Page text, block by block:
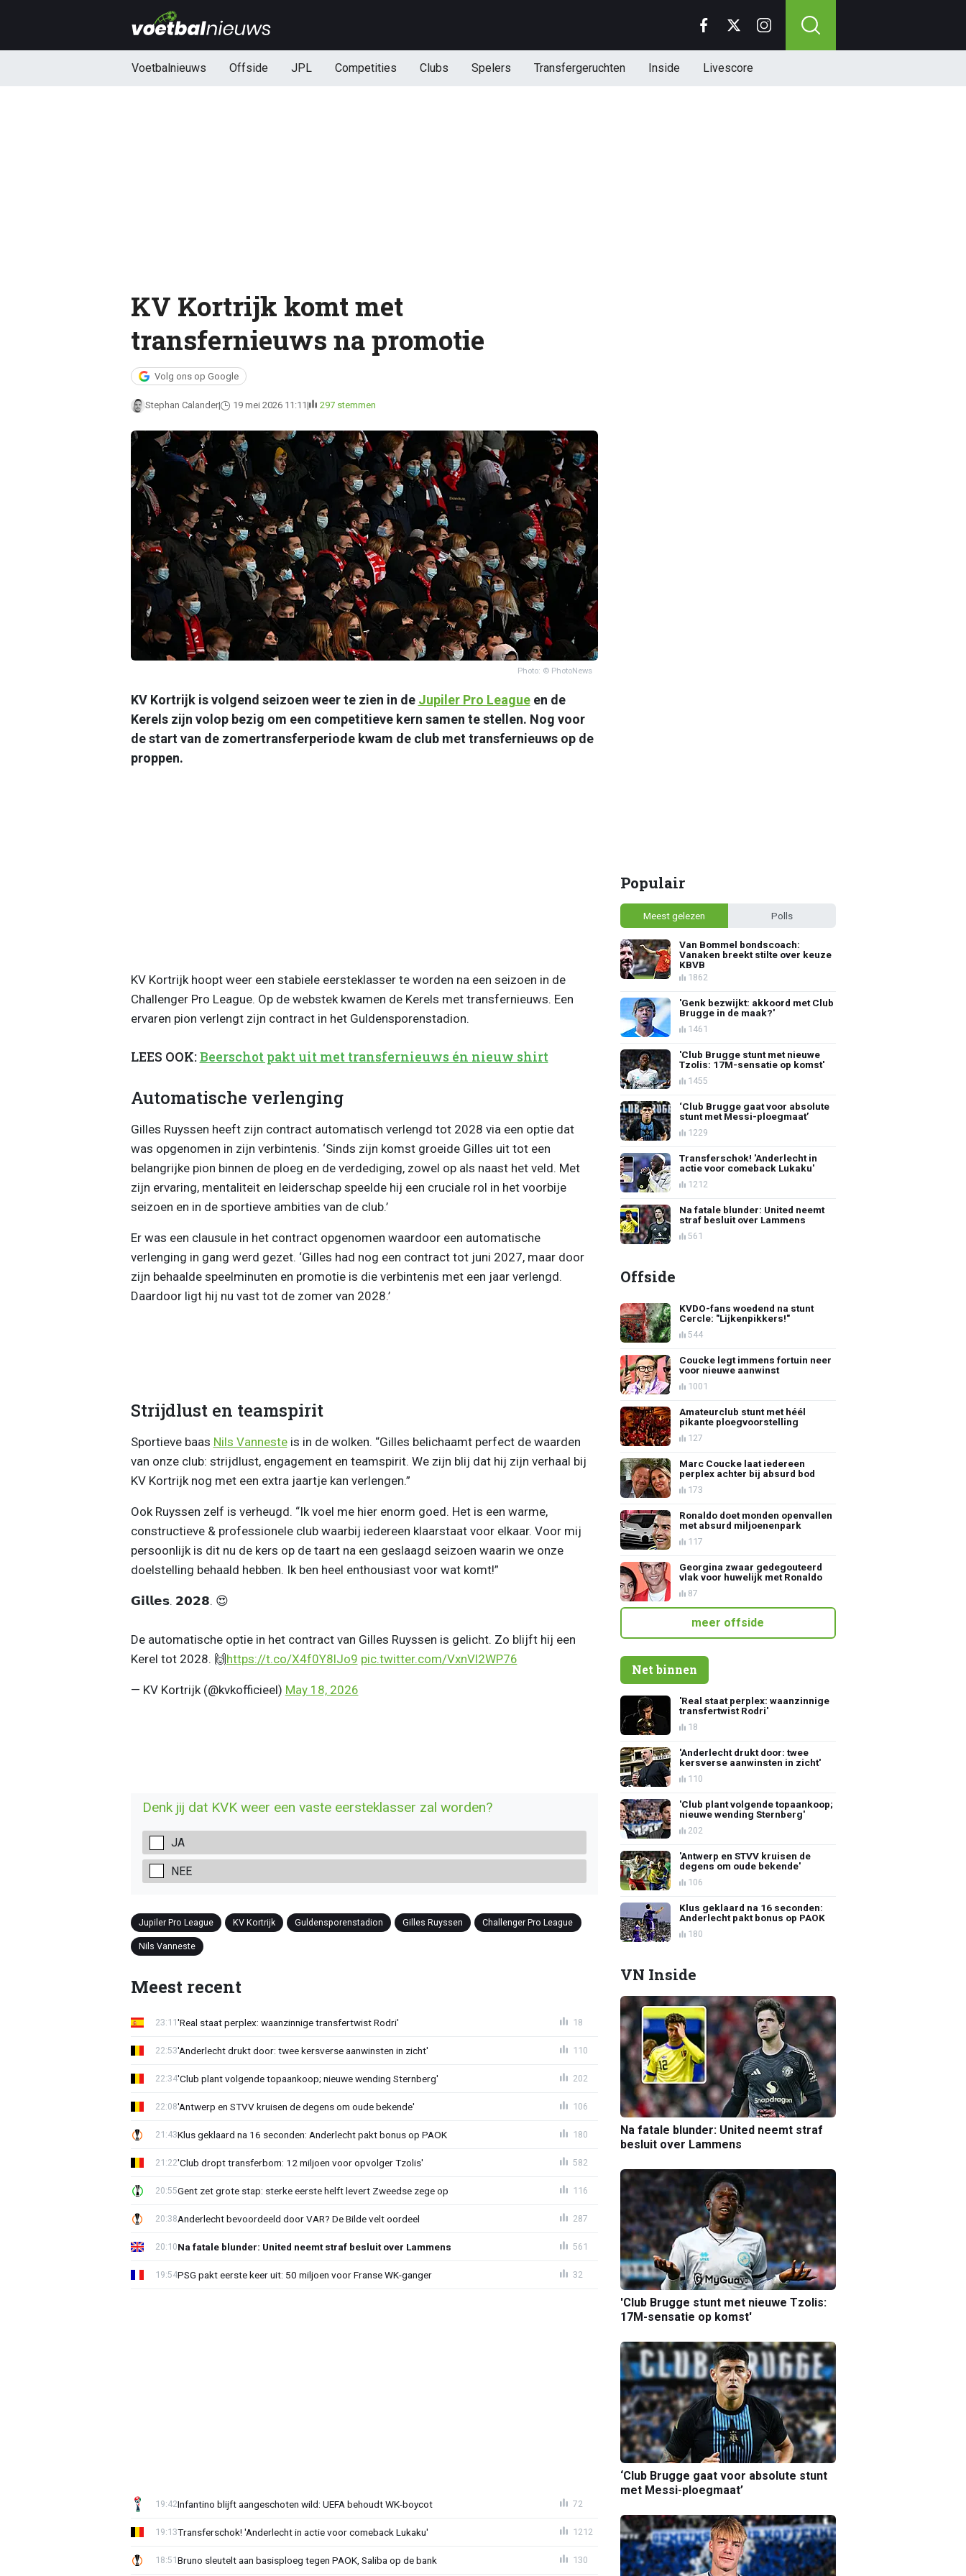
Voetbalnieuws Offside JPL Competities Clubs Spelers Transfergeruchten Inside Livescore
KV Kortrijk komt met
transfernieuws na promotie
Volg ons op Google
Stephan Calander 19 mei 2026 11:11 297 stemmen
Photo: © PhotoNews
KV Kortrijk is volgend seizoen weer te zien in de Jupiler Pro Leagueen de
Kerels zijn volop bezig om een competitieve kern samen te stellen. Nog voor
de start van de zomertransferperiode kwam de club met transfernieuws op de
proppen.
KV Kortrijk hoopt weer een stabiele eersteklasser te worden na een seizoen in de
Challenger Pro League. Op de webstek kwamen de Kerels met transfernieuws. Een
ervaren pion verlengt zijn contract in het Guldensporenstadion.
LEES OOK:Beerschot pakt uit met transfernieuws én nieuw shirt
Automatische verlenging
Gilles Ruyssen heeft zijn contract automatisch verlengd tot 2028 via een optie dat
was opgenomen in zijn verbintenis. ‘Sinds zijn komst groeide Gilles uit tot een
belangrijke pion binnen de ploeg en de verdediging, zowel op als naast het veld. Met
zijn ervaring, mentaliteit en leiderschap speelde hij een cruciale rol in het voorbije
seizoen en in de sportieve ambities van de club.’
Er was een clausule in het contract opgenomen waardoor een automatische
verlenging in gang werd gezet. ‘Gilles had nog een contract tot juni 2027, maar door
zijn behaalde speelminuten en promotie is die verbintenis met een jaar verlengd.
Daardoor ligt hij nu vast tot de zomer van 2028.’
Strijdlust en teamspirit
Sportieve baas Nils Vannesteis in de wolken. “Gilles belichaamt perfect de waarden
van onze club: strijdlust, engagement en teamspirit. We zijn blij dat hij zijn verhaal bij
KV Kortrijk nog met een extra jaartje kan verlengen.”
Ook Ruyssen zelf is verheugd. “Ik voel me hier enorm goed. Het is een warme,
constructieve & professionele club waarbij iedereen klaarstaat voor elkaar. Voor mij
persoonlijk is dit nu de kers op de taart na een geslaagd seizoen waarin we onze
doelstelling behaald hebben. Ik ben heel enthousiast voor wat komt!”
𝗚𝗶𝗹𝗹𝗲𝘀. 𝟮𝟬𝟮𝟴. 😍
De automatische optie in het contract van Gilles Ruyssen is gelicht. Zo blijft hij een
Kerel tot 2028. 🙌https://t.co/X4f0Y8lJo9 pic.twitter.com/VxnVl2WP76
— KV Kortrijk (@kvkofficieel) May 18, 2026
Denk jij dat KVK weer een vaste eersteklasser zal worden?
JA
NEE
Jupiler Pro League KV Kortrijk Guldensporenstadion Gilles Ruyssen Challenger Pro League
Nils Vanneste
Meest recent
'Real staat perplex: waanzinnige transfertwist Rodri'
23:11 18
'Anderlecht drukt door: twee kersverse aanwinsten in zicht'
22:53 110
'Club plant volgende topaankoop; nieuwe wending Sternberg'
22:34 202
'Antwerp en STVV kruisen de degens om oude bekende'
22:08 106
Klus geklaard na 16 seconden: Anderlecht pakt bonus op PAOK
21:43 180
'Club dropt transferbom: 12 miljoen voor opvolger Tzolis'
21:22 582
Gent zet grote stap: sterke eerste helft levert Zweedse zege op
20:55 116
Anderlecht bevoordeeld door VAR? De Bilde velt oordeel
20:38 287
Na fatale blunder: United neemt straf besluit over Lammens
20:10 561
PSG pakt eerste keer uit: 50 miljoen voor Franse WK-ganger
19:54 32
Infantino blijft aangeschoten wild: UEFA behoudt WK-boycot
19:42 72
Transferschok! 'Anderlecht in actie voor comeback Lukaku'
19:13 1212
Bruno sleutelt aan basisploeg tegen PAOK, Saliba op de bank
18:51 130
Populair
Meest gelezen Polls
Van Bommel bondscoach:
Vanaken breekt stilte over keuze
KBVB
1862
'Genk bezwijkt: akkoord met Club
Brugge in de maak?'
1461
'Club Brugge stunt met nieuwe
Tzolis: 17M-sensatie op komst'
1455
‘Club Brugge gaat voor absolute
stunt met Messi-ploegmaat’
1229
Transferschok! 'Anderlecht in
actie voor comeback Lukaku'
1212
Na fatale blunder: United neemt
straf besluit over Lammens
561
Offside
KVDO-fans woedend na stunt
Cercle: "Lijkenpikkers!"
544
Coucke legt immens fortuin neer
voor nieuwe aanwinst
1001
Amateurclub stunt met héél
pikante ploegvoorstelling
127
Marc Coucke laat iedereen
perplex achter bij absurd bod
173
Ronaldo doet monden openvallen
met absurd miljoenenpark
117
Georgina zwaar gedegouteerd
vlak voor huwelijk met Ronaldo
87
meer offside
Net binnen
'Real staat perplex: waanzinnige
transfertwist Rodri'
18
'Anderlecht drukt door: twee
kersverse aanwinsten in zicht'
110
'Club plant volgende topaankoop;
nieuwe wending Sternberg'
202
'Antwerp en STVV kruisen de
degens om oude bekende'
106
Klus geklaard na 16 seconden:
Anderlecht pakt bonus op PAOK
180
VN Inside
Na fatale blunder: United neemt straf
besluit over Lammens
'Club Brugge stunt met nieuwe Tzolis:
17M-sensatie op komst'
‘Club Brugge gaat voor absolute stunt
met Messi-ploegmaat’